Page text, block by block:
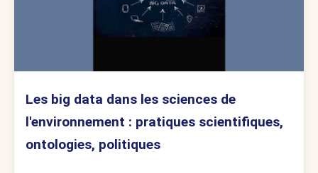
Les big data dans les sciences de
l'environnement : pratiques scientifiques,
ontologies, politiques